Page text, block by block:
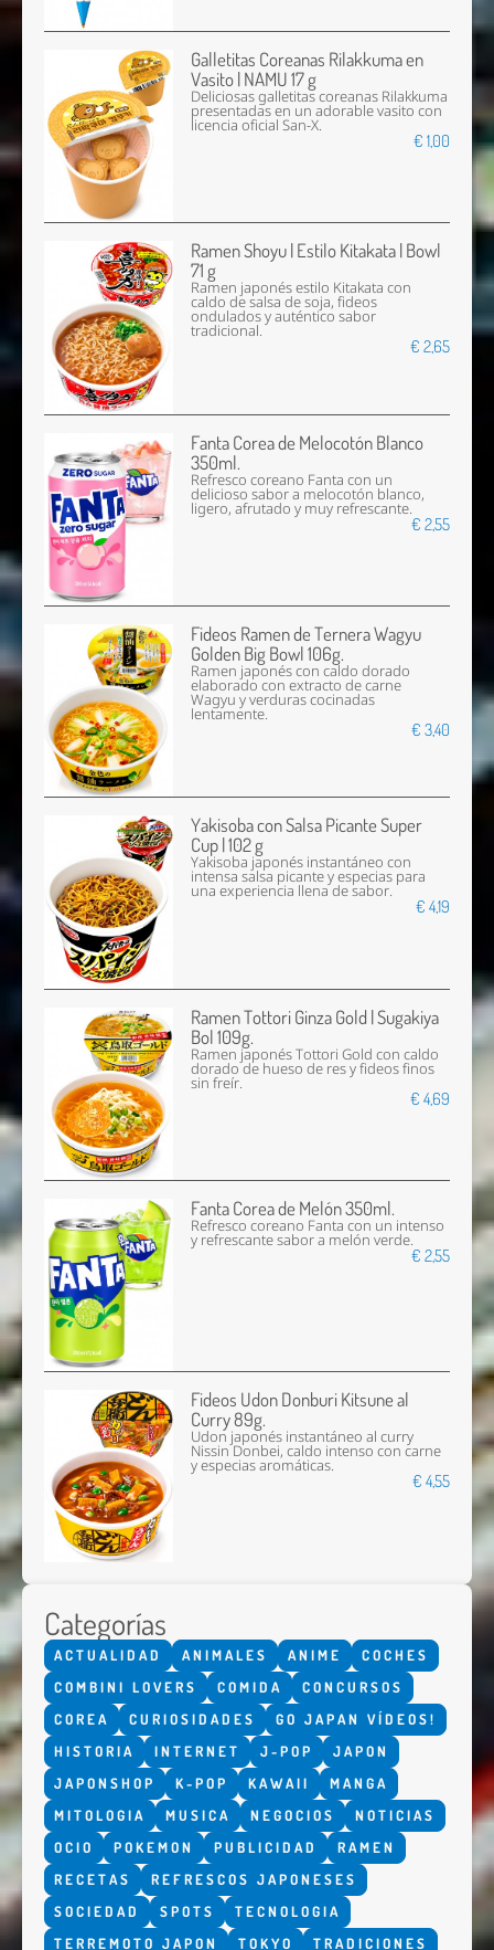
Galletitas Coreanas Rilakkuma en
Vasito | NAMU 17 g
Deliciosas galletitas coreanas Rilakkuma
presentadas en un adorable vasito con
licencia oficial San-X.
€ 1,00
Ramen Shoyu | Estilo Kitakata | Bowl
71 g
Ramen japonés estilo Kitakata con
caldo de salsa de soja, fideos
ondulados y auténtico sabor
tradicional.
€ 2,65
Fanta Corea de Melocotón Blanco
350ml.
Refresco coreano Fanta con un
delicioso sabor a melocotón blanco,
ligero, afrutado y muy refrescante.
€ 2,55
Fideos Ramen de Ternera Wagyu
Golden Big Bowl 106g.
Ramen japonés con caldo dorado
elaborado con extracto de carne
Wagyu y verduras cocinadas
lentamente.
€ 3,40
Yakisoba con Salsa Picante Super
Cup | 102 g
Yakisoba japonés instantáneo con
intensa salsa picante y especias para
una experiencia llena de sabor.
€ 4,19
Ramen Tottori Ginza Gold | Sugakiya
Bol 109g.
Ramen japonés Tottori Gold con caldo
dorado de hueso de res y fideos finos
sin freír.
€ 4,69
Fanta Corea de Melón 350ml.
Refresco coreano Fanta con un intenso
y refrescante sabor a melón verde.
€ 2,55
Fideos Udon Donburi Kitsune al
Curry 89g.
Udon japonés instantáneo al curry
Nissin Donbei, caldo intenso con carne
y especias aromáticas.
€ 4,55
Categorías
ACTUALIDAD ANIMALES ANIME
COCHES
COMBINI LOVERS
COMIDA
CONCURSOS
COREA
CURIOSIDADES
GO JAPAN VÍDEOS!
HISTORIA
INTERNET J-POP
JAPON
JAPONSHOP
K-POP KAWAII
MANGA
MITOLOGIA
MUSICA NEGOCIOS
NOTICIAS
OCIO
POKEMON PUBLICIDAD
RAMEN
RECETAS
REFRESCOS JAPONESES
SOCIEDAD
SPOTS
TECNOLOGIA
TERREMOTO JAPON
TOKYO TRADICIONES